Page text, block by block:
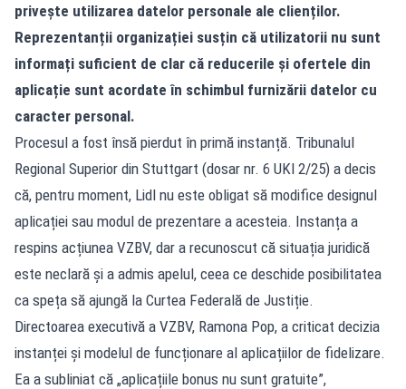
privește utilizarea datelor personale ale clienților.
Reprezentanții organizației susțin că utilizatorii nu sunt
informați suficient de clar că reducerile și ofertele din
aplicație sunt acordate în schimbul furnizării datelor cu
caracter personal.
Procesul a fost însă pierdut în primă instanță. Tribunalul
Regional Superior din Stuttgart (dosar nr. 6 UKl 2/25) a decis
că, pentru moment, Lidl nu este obligat să modifice designul
aplicației sau modul de prezentare a acesteia. Instanța a
respins acțiunea VZBV, dar a recunoscut că situația juridică
este neclară și a admis apelul, ceea ce deschide posibilitatea
ca speța să ajungă la Curtea Federală de Justiție.
Directoarea executivă a VZBV, Ramona Pop, a criticat decizia
instanței și modelul de funcționare al aplicațiilor de fidelizare.
Ea a subliniat că „aplicațiile bonus nu sunt gratuite”,